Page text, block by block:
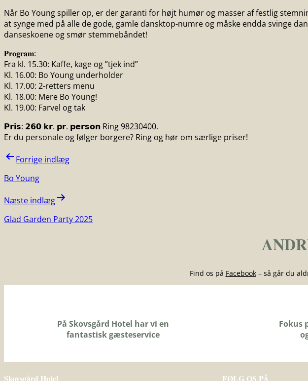
Når Bo Young spiller op, er der garanti for højt humør og masser af festlig
at synge med på alle de gode, gamle dansktop-numre og måske endda svinge
danseskoene og smør stemmebåndet!
𝐏𝐫𝐨𝐠𝐫𝐚𝐦:
Fra kl. 15.30: Kaffe, kage og ”tjek ind”
Kl. 16.00: Bo Young underholder
Kl. 17.00: 2-retters menu
Kl. 18.00: Mere Bo Young!
Kl. 19.00: Farvel og tak
𝗣𝗿𝗶𝘀: 𝟮𝟲𝟬 𝗸𝗿. 𝗽𝗿. 𝗽𝗲𝗿𝘀𝗼𝗻 Ring 98230400.
Er du personale og følger borgere? Ring og hør om særlige priser!
Indlægsnavigation
Forrige indlæg
Bo Young
Næste indlæg
Glad Garden Party 2025
Find os på Facebook– så går du
På Skovsgård Hotel har vi en
fantastisk gæsteservice
Fokus
Skovsgård Hotel FØLG OS PÅ